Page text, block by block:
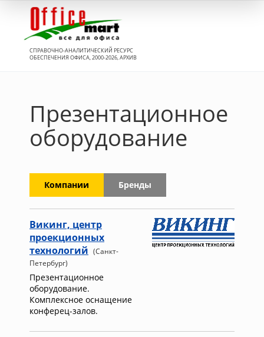
СПРАВОЧНО-АНАЛИТИЧЕСКИЙ РЕСУРС
ОБЕСПЕЧЕНИЯ ОФИСА, 2000-2026, АРХИВ
Презентационное
оборудование
Компании Бренды
Викинг, центр
проекционных
технологий (Санкт-
Петербург)
Презентационное
оборудование.
Комплексное оснащение
конферец-залов.